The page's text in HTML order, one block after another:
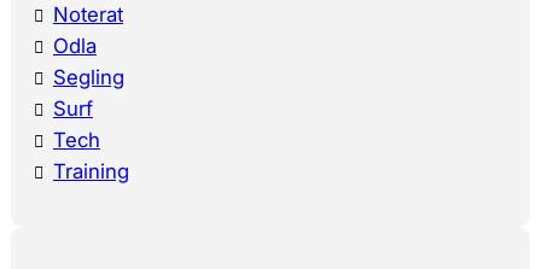
Noterat
Odla
Segling
Surf
Tech
Training